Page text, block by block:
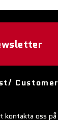
Customer
kontakta oss på